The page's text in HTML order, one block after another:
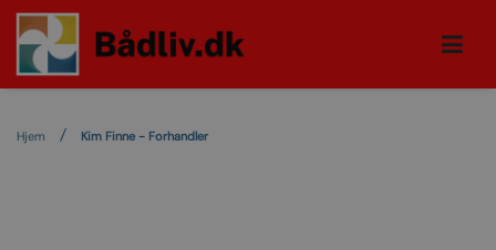
Hjem Kim Finne - Forhandler